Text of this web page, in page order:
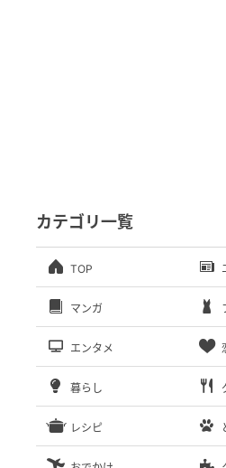
カテゴリ一覧
TOP
マンガ
エンタメ
暮らし
レシピ